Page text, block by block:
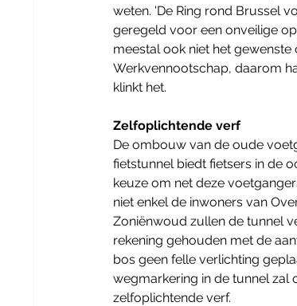
weten. 'De Ring rond Brussel
geregeld voor een onveilige
meestal ook niet het gewenste
Werkvennootschap, daarom
klinkt het.
Zelfoplichtende verf
De ombouw van de oude
fietstunnel biedt fietsers in de
keuze om net deze
niet enkel de inwoners van
Zoniënwoud zullen de tunnel
rekening gehouden met de
bos geen felle verlichting
wegmarkering in de tunnel zal
zelfoplichtende verf.